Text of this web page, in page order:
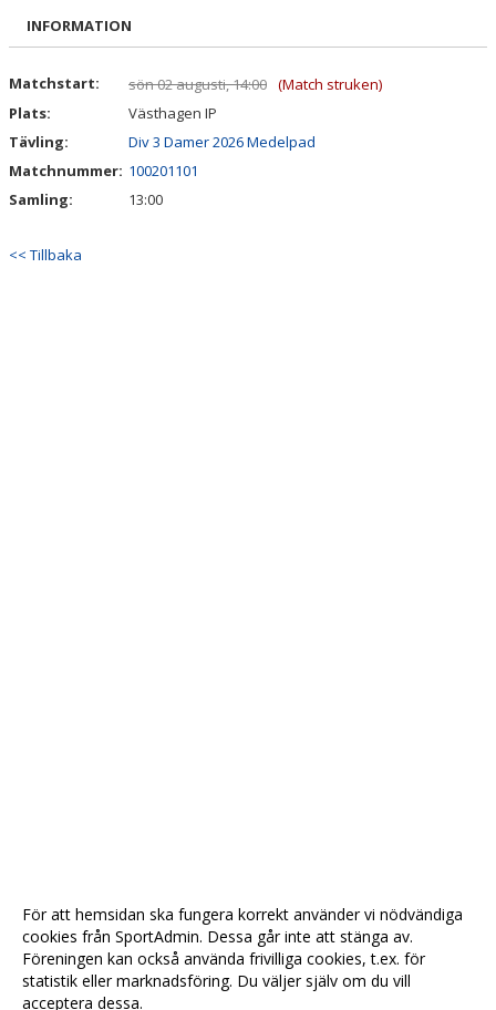
DOKUMENT
KONTAKT
INFORMATION
Matchstart: sön 02 augusti, 14:00 (Match struken)
Plats:
Västhagen IP
Tävling:
Div 3 Damer 2026 Medelpad
Matchnummer: 100201101
Samling:
13:00
<< Tillbaka
För att hemsidan ska fungera korrekt använder vi nödvändiga
cookies från SportAdmin. Dessa går inte att stänga av.
Föreningen kan också använda frivilliga cookies, t.ex. för
statistik eller marknadsföring. Du väljer själv om du vill
acceptera dessa.